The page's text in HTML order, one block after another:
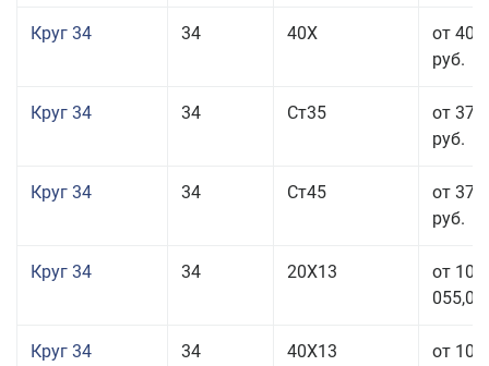
Круг 34 34 40Х
от 40
руб.
Круг 34 34 Ст35
от 37
руб.
Круг 34 34 Ст45
от 37
руб.
Круг 34 34 20Х13
от 101
055,00
Круг 34 34 40Х13
от 101